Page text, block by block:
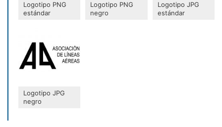
Logotipo PNG
estándar
Logotipo PNG
negro
Logotipo JPG
estándar
Logotipo JPG
negro